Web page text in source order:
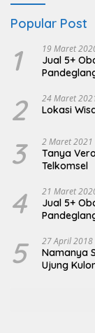
Popular Post
1 19 Maret
Jual 5+
2 24 Maret
Lokasi
3 2 Maret 2021
Tanya
Telkomsel
4 21 Maret
Jual 5+
5 27 April 2018
Namanya
Ujung